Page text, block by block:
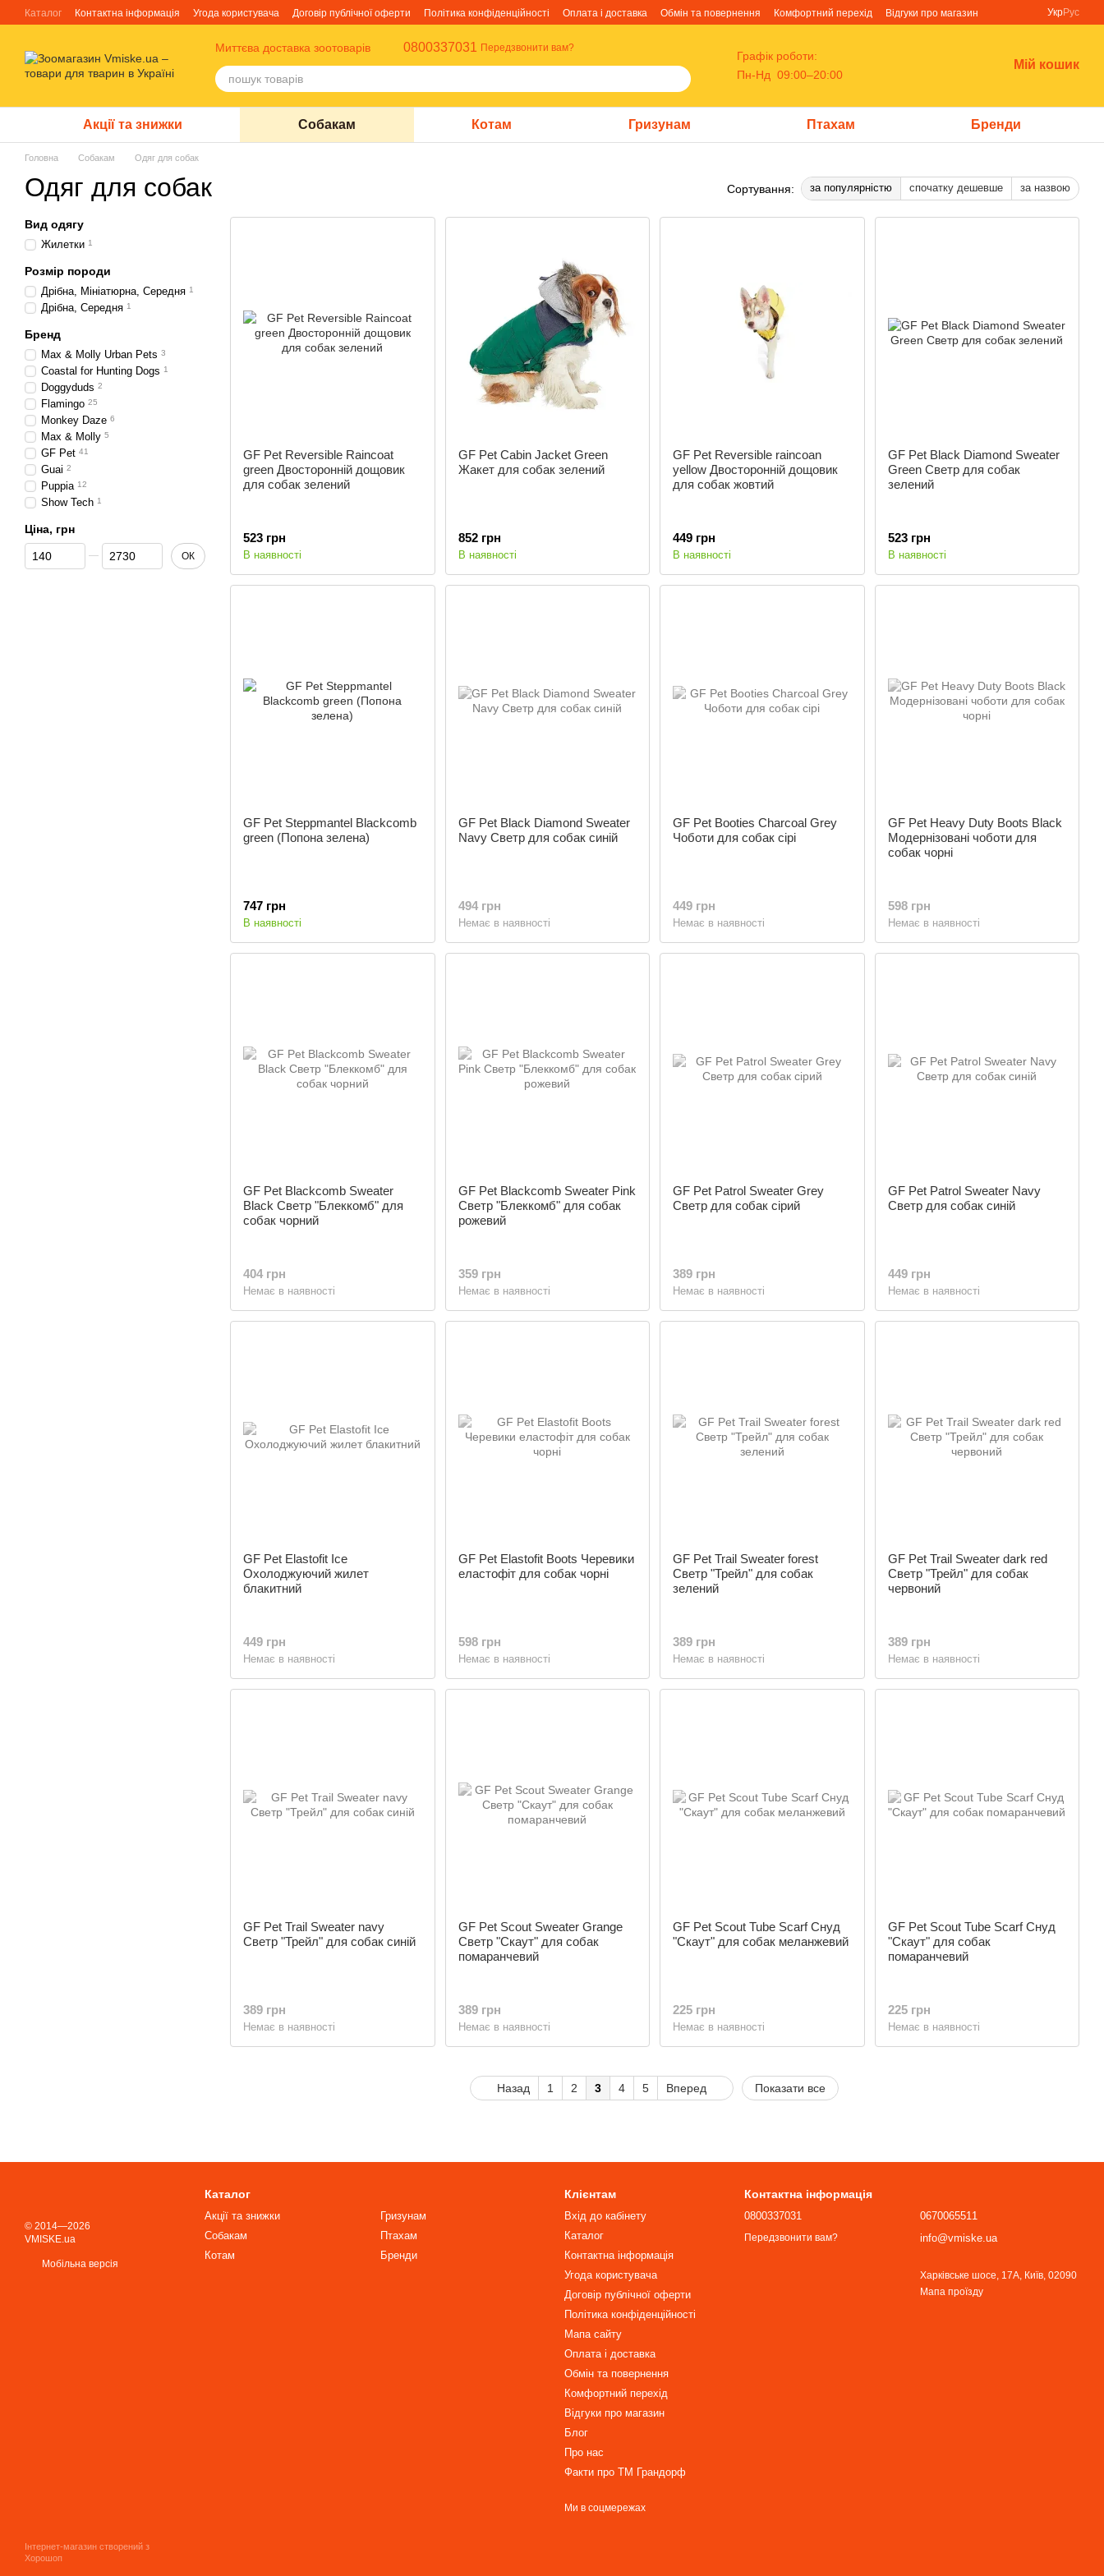
Перейти до основного контенту
Каталог Контактна інформація Угода користувача Договір публічної оферти Політика конфіденційності Оплата і доставка Обмін та повернення Комфортний перехід
Відгуки про магазин
УкрРус
Миттєва доставка зоотоварів 0800337031 Передзвонити вам?
Графік роботи:
Пн-Нд 09:00–20:00
Мій кошик
Акції та знижки Собакам Котам Гризунам Птахам Бренди
Головна Собакам Одяг для собак
Одяг для собак Сортування: за популярністю спочатку дешевше за назвою
GF Pet Reversible Raincoat
green Двосторонній дощовик
для собак зелений
523 грн
В наявності
GF Pet Cabin Jacket Green
Жакет для собак зелений
852 грн
В наявності
GF Pet Reversible raincoan
yellow Двосторонній дощовик
для собак жовтий
449 грн
В наявності
GF Pet Black Diamond Sweater
Green Светр для собак
зелений
523 грн
В наявності
GF Pet Steppmantel Blackcomb
green (Попона зелена)
747 грн
В наявності
GF Pet Black Diamond Sweater
Navy Светр для собак синій
494 грн
Немає в наявності
GF Pet Booties Charcoal Grey
Чоботи для собак сірі
449 грн
Немає в наявності
GF Pet Heavy Duty Boots Black
Модернізовані чоботи для
собак чорні
598 грн
Немає в наявності
GF Pet Blackcomb Sweater
Black Светр "Блеккомб" для
собак чорний
404 грн
Немає в наявності
GF Pet Blackcomb Sweater Pink
Светр "Блеккомб" для собак
рожевий
359 грн
Немає в наявності
GF Pet Patrol Sweater Grey
Светр для собак сірий
389 грн
Немає в наявності
GF Pet Patrol Sweater Navy
Светр для собак синій
449 грн
Немає в наявності
GF Pet Elastofit Ice
Охолоджуючий жилет
блакитний
449 грн
Немає в наявності
GF Pet Elastofit Boots Черевики
еластофіт для собак чорні
598 грн
Немає в наявності
GF Pet Trail Sweater forest
Светр "Трейл" для собак
зелений
389 грн
Немає в наявності
GF Pet Trail Sweater dark red
Светр "Трейл" для собак
червоний
389 грн
Немає в наявності
GF Pet Trail Sweater navy
Светр "Трейл" для собак синій
389 грн
Немає в наявності
GF Pet Scout Sweater Grange
Светр "Скаут" для собак
помаранчевий
389 грн
Немає в наявності
GF Pet Scout Tube Scarf Снуд
"Скаут" для собак меланжевий
225 грн
Немає в наявності
GF Pet Scout Tube Scarf Снуд
"Скаут" для собак
помаранчевий
225 грн
Немає в наявності
Назад 1 2 3 4 5 Вперед Показати все
Вид одягу
Жилетки 1
Розмір породи
Дрібна, Мініатюрна, Середня 1
Дрібна, Середня 1
Бренд
Max & Molly Urban Pets 3
Coastal for Hunting Dogs 1
Doggyduds 2
Flamingo 25
Monkey Daze 6
Max & Molly 5
GF Pet 41
Guai 2
Puppia 12
Show Tech 1
Ціна, грн
Від Ціна, грн
До Ціна, грн ОК
© 2014—2026
VMISKE.ua
Мобільна версія
Інтернет-магазин створений з
Хорошоп
Каталог
Акції та знижки
Собакам
Котам
Гризунам
Птахам
Бренди
Клієнтам
Вхід до кабінету
Каталог
Контактна інформація
Угода користувача
Договір публічної оферти
Політика конфіденційності
Мапа сайту
Оплата і доставка
Обмін та повернення
Комфортний перехід
Відгуки про магазин
Блог
Про нас
Факти про TM Грандорф
Ми в соцмережах
Контактна інформація
0800337031
Передзвонити вам?
0670065511
info@vmiske.ua
Харківське шосе, 17А, Київ, 02090
Мапа проїзду